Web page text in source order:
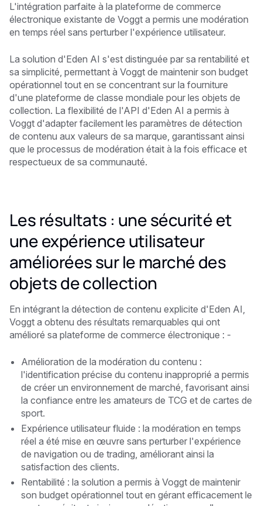
L'intégration parfaite à la plateforme de commerce
électronique existante de Voggt a permis une modération
en temps réel sans perturber l'expérience utilisateur.
La solution d'Eden AI s'est distinguée par sa rentabilité et
sa simplicité, permettant à Voggt de maintenir son budget
opérationnel tout en se concentrant sur la fourniture
d'une plateforme de classe mondiale pour les objets de
collection. La flexibilité de l'API d'Eden AI a permis à
Voggt d'adapter facilement les paramètres de détection
de contenu aux valeurs de sa marque, garantissant ainsi
que le processus de modération était à la fois efficace et
respectueux de sa communauté.
Les résultats : une sécurité et
une expérience utilisateur
améliorées sur le marché des
objets de collection
En intégrant la détection de contenu explicite d'Eden AI,
Voggt a obtenu des résultats remarquables qui ont
amélioré sa plateforme de commerce électronique : -
Amélioration de la modération du contenu :
l'identification précise du contenu inapproprié a permis
de créer un environnement de marché, favorisant ainsi
la confiance entre les amateurs de TCG et de cartes de
sport.
Expérience utilisateur fluide : la modération en temps
réel a été mise en œuvre sans perturber l'expérience
de navigation ou de trading, améliorant ainsi la
satisfaction des clients.
Rentabilité : la solution a permis à Voggt de maintenir
son budget opérationnel tout en gérant efficacement le